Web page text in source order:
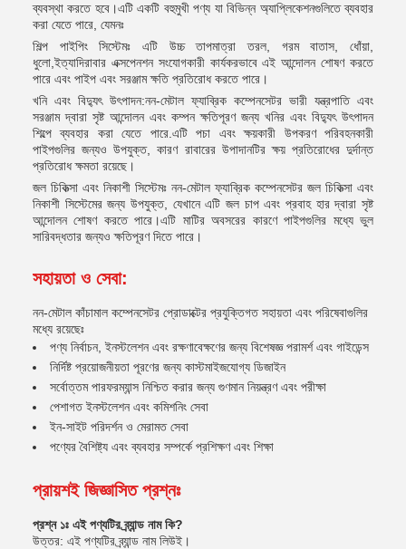
ব্যবস্থা করতে হবে।এটি একটি বহুমুখী পণ্য যা বিভিন্ন অ্যাপ্লিকেশনগুলিতে ব্যবহার
করা যেতে পারে, যেমনঃ
শিল্প পাইপিং সিস্টেমঃ এটি উচ্চ তাপমাত্রা তরল, গরম বাতাস, ধোঁয়া,
ধুলো,ইত্যাদিরাবার এক্সপেনশন সংযোগকারী কার্যকরভাবে এই আন্দোলন শোষণ করতে
পারে এবং পাইপ এবং সরঞ্জাম ক্ষতি প্রতিরোধ করতে পারে।
খনি এবং বিদ্যুৎ উৎপাদন:নন-মেটাল ফ্যাব্রিক কম্পেনসেটর ভারী যন্ত্রপাতি এবং
সরঞ্জাম দ্বারা সৃষ্ট আন্দোলন এবং কম্পন ক্ষতিপূরণ জন্য খনির এবং বিদ্যুৎ উৎপাদন
শিল্পে ব্যবহার করা যেতে পারে. এটি পচা এবং ক্ষয়কারী উপকরণ পরিবহনকারী
পাইপগুলির জন্যও উপযুক্ত, কারণ রাবারের উপাদানটির ক্ষয় প্রতিরোধের দুর্দান্ত
প্রতিরোধ ক্ষমতা রয়েছে।
জল চিকিত্সা এবং নিকাশী সিস্টেমঃ নন-মেটাল ফ্যাব্রিক কম্পেনসেটর জল চিকিত্সা এবং
নিকাশী সিস্টেমের জন্য উপযুক্ত, যেখানে এটি জল চাপ এবং প্রবাহ হার দ্বারা সৃষ্ট
আন্দোলন শোষণ করতে পারে।এটি মাটির অবসরের কারণে পাইপগুলির মধ্যে ভুল
সারিবদ্ধতার জন্যও ক্ষতিপূরণ দিতে পারে।
সহায়তা ও সেবা:
নন-মেটাল কাঁচামাল কম্পেনসেটর প্রোডাক্টের প্রযুক্তিগত সহায়তা এবং পরিষেবাগুলির
মধ্যে রয়েছেঃ
পণ্য নির্বাচন, ইনস্টলেশন এবং রক্ষণাবেক্ষণের জন্য বিশেষজ্ঞ পরামর্শ এবং গাইডেন্স
নির্দিষ্ট প্রয়োজনীয়তা পূরণের জন্য কাস্টমাইজযোগ্য ডিজাইন
সর্বোত্তম পারফরম্যান্স নিশ্চিত করার জন্য গুণমান নিয়ন্ত্রণ এবং পরীক্ষা
পেশাগত ইনস্টলেশন এবং কমিশনিং সেবা
ইন-সাইট পরিদর্শন ও মেরামত সেবা
পণ্যের বৈশিষ্ট্য এবং ব্যবহার সম্পর্কে প্রশিক্ষণ এবং শিক্ষা
প্রায়শই জিজ্ঞাসিত প্রশ্নঃ
প্রশ্ন ১ঃ এই পণ্যটির ব্র্যান্ড নাম কি?
উত্তর: এই পণ্যটির ব্র্যান্ড নাম লিউই।